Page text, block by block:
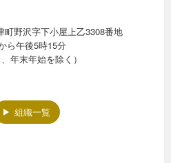
町野沢字下小屋上乙3308番地
ら午後5時15分
年末年始を除く）
組織一覧